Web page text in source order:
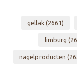
gellak (2661)
limburg
nagelproducten